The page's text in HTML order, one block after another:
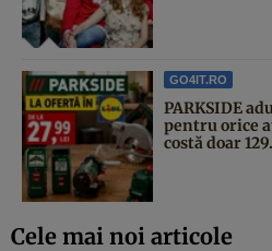
GO4IT.RO
PARKSIDE
pentru orice
costă doar
Cele mai noi articole